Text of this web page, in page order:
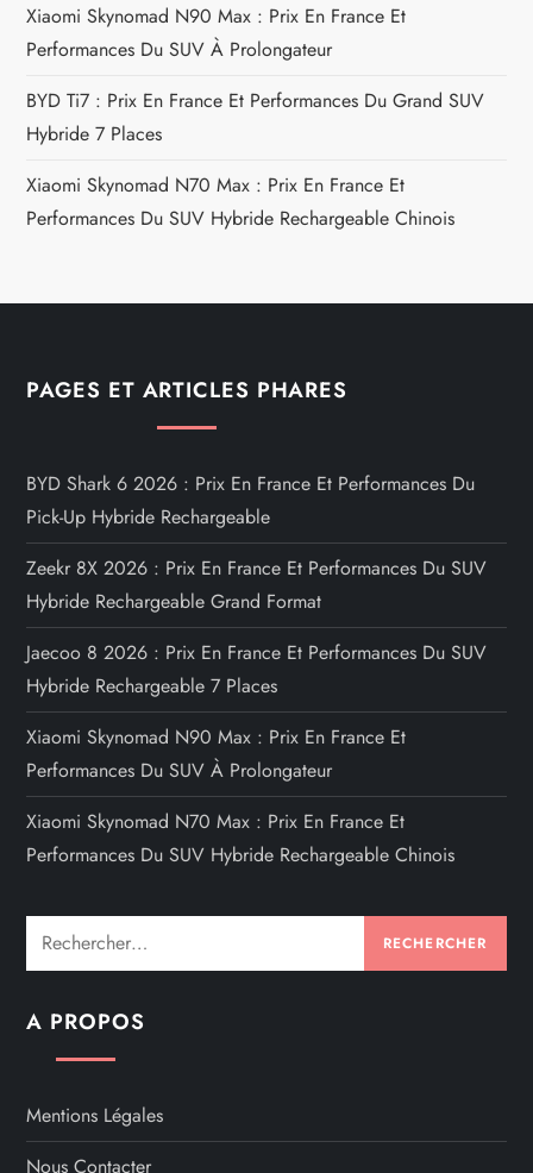
Xiaomi Skynomad N90 Max : Prix En France Et
Performances Du SUV À Prolongateur
BYD Ti7 : Prix En France Et Performances Du Grand SUV
Hybride 7 Places
Xiaomi Skynomad N70 Max : Prix En France Et
Performances Du SUV Hybride Rechargeable Chinois
PAGES ET ARTICLES PHARES
BYD Shark 6 2026 : Prix En France Et Performances Du
Pick-Up Hybride Rechargeable
Zeekr 8X 2026 : Prix En France Et Performances Du SUV
Hybride Rechargeable Grand Format
Jaecoo 8 2026 : Prix En France Et Performances Du SUV
Hybride Rechargeable 7 Places
Xiaomi Skynomad N90 Max : Prix En France Et
Performances Du SUV À Prolongateur
Xiaomi Skynomad N70 Max : Prix En France Et
Performances Du SUV Hybride Rechargeable Chinois
Rechercher :
A PROPOS
Mentions Légales
Nous Contacter